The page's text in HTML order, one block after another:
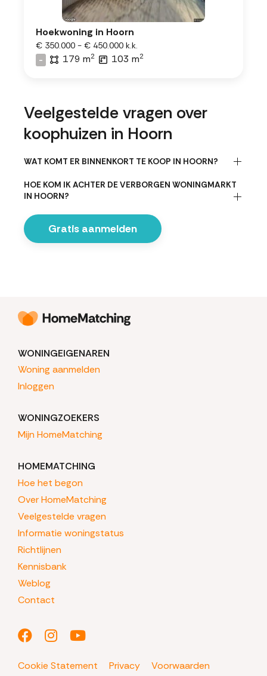
Hoekwoning in Hoorn
€ 350.000 - € 450.000 k.k.
-
179 m2 103 m2
Veelgestelde vragen over
koophuizen in Hoorn
WAT KOMT ER BINNENKORT TE KOOP IN HOORN?
HOE KOM IK ACHTER DE VERBORGEN WONINGMARKT
IN HOORN?
Gratis aanmelden
WONINGEIGENAREN
Woning aanmelden
Inloggen
WONINGZOEKERS
Mijn HomeMatching
HOMEMATCHING
Hoe het begon
Over HomeMatching
Veelgestelde vragen
Informatie woningstatus
Richtlijnen
Kennisbank
Weblog
Contact
Cookie Statement Privacy
Voorwaarden